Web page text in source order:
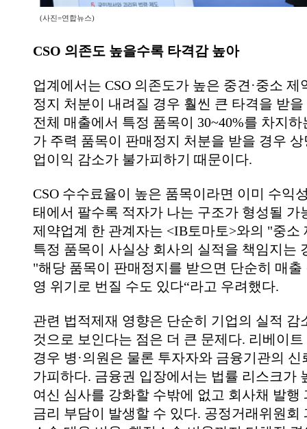
(사진=연합뉴스)
CSO 의존도 높을수록 타격감 높아
업계에서는 CSO 의존도가 높은 중견·중소 제
정지 처분이 내려질 경우 훨씬 큰 타격을 받
전체 매출에서 특정 품목이 30~40%를 차지
가 주력 품목이 판매정지 처분을 받을 경우
업이익 감소가 불가피하기 때문이다.
CSO 수수료율이 높은 품목이라면 이미 수익
태에서 팔수록 적자가 나는 구조가 형성될 가
제약업계 한 관계자는 <IB토마토>와의 "중소
특정 품목이 사실상 회사의 실적을 책임지는
"해당 품목이 판매정지를 받으면 단순히 매출
영 위기로 번질 수도 있다“라고 우려했다.
관련 법적제재 영향은 단순히 기업의 실적 감
것으로 보인다는 점은 더 큰 문제다. 리베이
경우 병·의원은 물론 투자자와 금융기관의 신
가피하다. 금융권 입장에서는 법률 리스크가
여신 심사를 강화할 수밖에 없고 회사채 발행
금리 부담이 발생할 수 있다. 공정거래위원회